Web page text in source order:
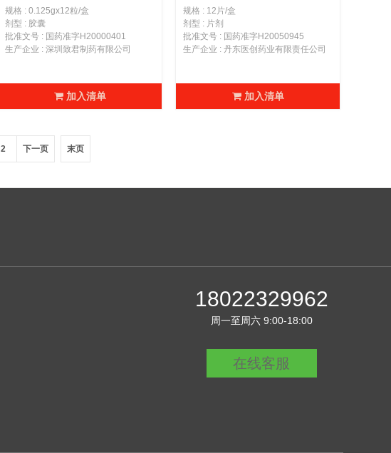
规格 : 0.125gx12粒/盒
剂型 : 胶囊
批准文号 : 国药准字H20000401
生产企业 : 深圳致君制药有限公司
加入清单
规格 : 12片/盒
剂型 : 片剂
批准文号 : 国药准字H20050945
生产企业 : 丹东医创药业有限责任公司
加入清单
2 下一页 末页
18022329962
周一至周六 9:00-18:00
在线客服